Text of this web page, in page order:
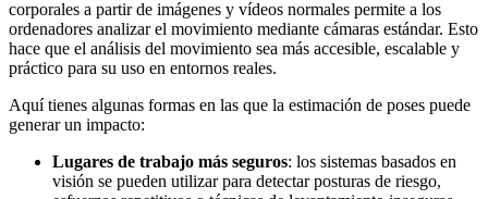
corporales a partir de imágenes y vídeos normales permite a los
ordenadores analizar el movimiento mediante cámaras estándar. Esto
hace que el análisis del movimiento sea más accesible, escalable y
práctico para su uso en entornos reales.
Aquí tienes algunas formas en las que la estimación de poses puede
generar un impacto:
Lugares de trabajo más seguros: los sistemas basados en
visión se pueden utilizar para detectar posturas de riesgo,